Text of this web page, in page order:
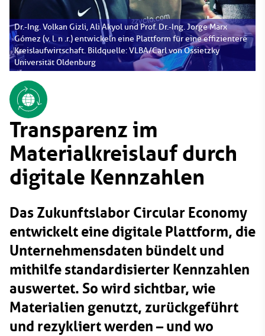
Dr.-Ing. Volkan Gizli, Ali Akyol und Prof. Dr.-Ing. Jorge Marx
Gómez (v. l. n .r.) entwickeln eine Plattform für eine effizientere
Kreislaufwirtschaft. Bildquelle: VLBA/Carl von Ossietzky
Universität Oldenburg
Transparenz im
Materialkreislauf durch
digitale Kennzahlen
Das Zukunftslabor Circular Economy
entwickelt eine digitale Plattform, die
Unternehmensdaten bündelt und
mithilfe standardisierter Kennzahlen
auswertet. So wird sichtbar, wie
Materialien genutzt, zurückgeführt
und rezykliert werden – und wo